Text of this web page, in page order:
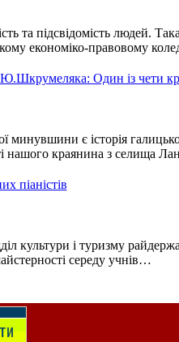
та підсвідомість людей.
економіко-правовому
Ю.Шкрумеляка: Один із чети
є історія
нашого краянина з селища
піаністів
культури і туризму
середу учнів…